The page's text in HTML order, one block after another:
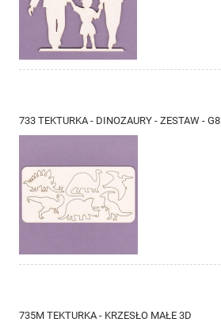
733 TEKTURKA - DINOZAURY - ZESTAW - G8
735M TEKTURKA - KRZESŁO MAŁE 3D